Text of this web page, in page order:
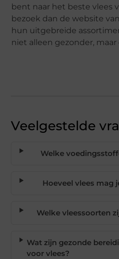
bent naar het beste vlees
bezoek dan de website
hun uitgebreide
niet alleen gezonder,
Veelgestelde
Welke
Hoeveel vlees mag
Welke vleessoorten
Wat zijn gezonde
voor vlees?